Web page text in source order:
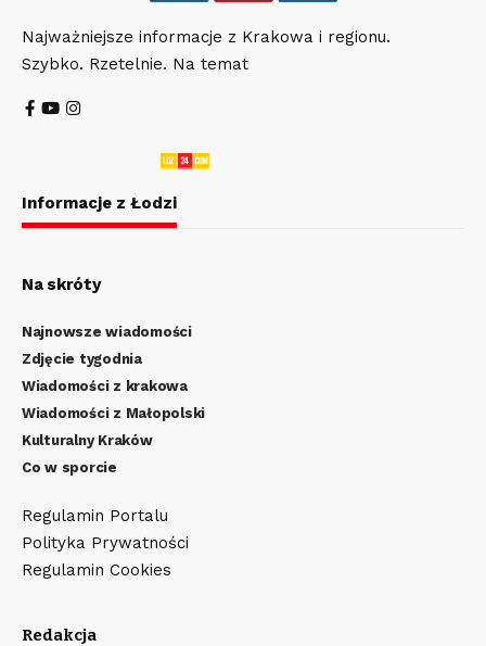
Najważniejsze informacje z Krakowa i regionu.
Szybko. Rzetelnie. Na temat
Informacje z Łodzi
Na skróty
Najnowsze wiadomości
Zdjęcie tygodnia
Wiadomości z krakowa
Wiadomości z Małopolski
Kulturalny Kraków
Co w sporcie
Regulamin Portalu
Polityka Prywatności
Regulamin Cookies
Redakcja